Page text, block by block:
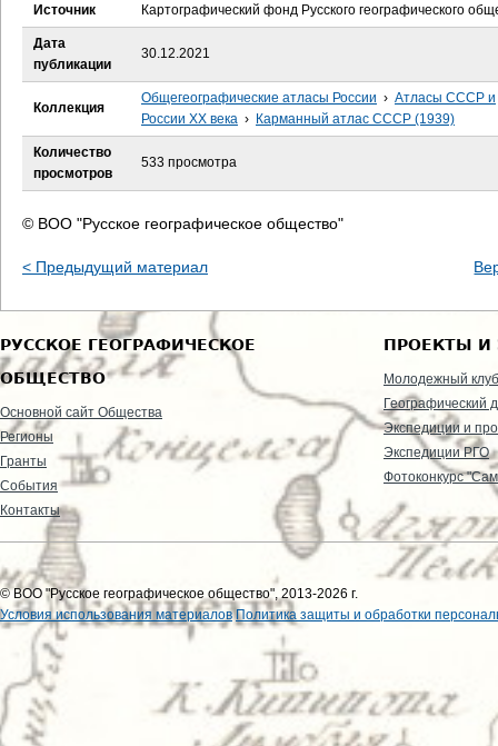
с
ь
Источник Картографический фонд Русского географического
Дата
публикации
30.12.2021
Коллекция
Общегеографические атласы России › Атласы СССР и
России XX века › Карманный атлас СССР (1939)
Количество
просмотров
533 просмотра
© ВОО "Русское географическое общество"
< Предыдущий материал
РУССКОЕ ГЕОГРАФИЧЕСКОЕ
ОБЩЕСТВО
Основной сайт Общества
Регионы
Гранты
События
Контакты
ПРОЕКТЫ И
Молодежный клуб
Географический
Экспедиции и
Экспедиции РГО
Фотоконкурс
© ВОО "Русское географическое общество", 2013-2026 г.
Условия использования материалов Политика защиты и обработки